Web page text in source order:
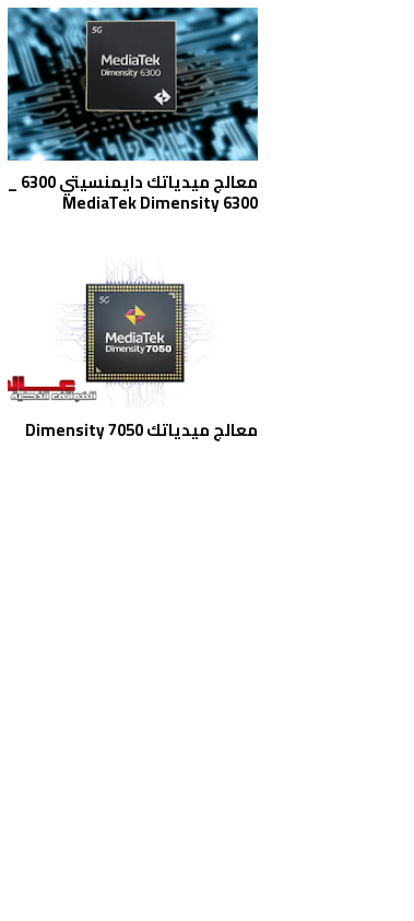
معالج ميدياتك دايمنسيتي 6300 _
MediaTek Dimensity 6300
معالج ميدياتك Dimensity 7050